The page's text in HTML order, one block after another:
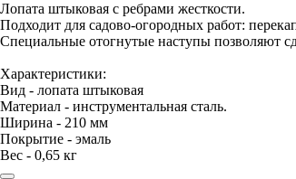
Лопата штыковая с ребрами жесткости.
Подходит для садово-огородных работ:
Специальные отогнутые наступы позволяют
Характеристики:
Вид - лопата штыковая
Материал - инструментальная сталь.
Ширина - 210 мм
Покрытие - эмаль
Вес - 0,65 кг